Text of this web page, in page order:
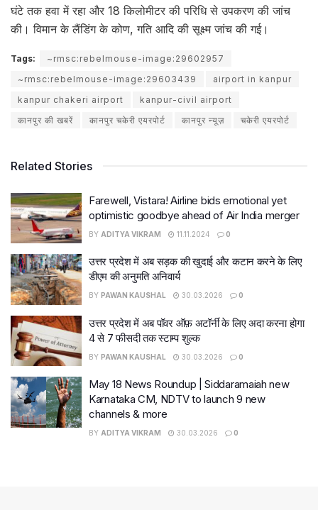
घंटे तक हवा में रहा और 18 किलोमीटर की परिधि से उपकरण की जांच
की। विमान के लैंडिंग के कोण, गति आदि की सूक्ष्म जांच की गई।
Tags:
~rmsc:rebelmouse-image:29602957
~rmsc:rebelmouse-image:29603439
airport in kanpur
kanpur chakeri airport
kanpur-civil airport
कानपुर की खबरें
कानपुर चकेरी एयरपोर्ट कानपुर न्यूज़ चकेरी एयरपोर्ट
Related Stories
Farewell, Vistara! Airline bids emotional yet
optimistic goodbye ahead of Air India merger
BY ADITYA VIKRAM 11.11.2024 0
उत्तर प्रदेश में अब सड़क की खुदाई और कटान करने के लिए
डीएम की अनुमति अनिवार्य
BY PAWAN KAUSHAL 30.03.2026 0
उत्तर प्रदेश में अब पॉवर ऑफ़ अटॉर्नी के लिए अदा करना होगा
4 से 7 फीसदी तक स्टाम्प शुल्क
BY PAWAN KAUSHAL 30.03.2026 0
May 18 News Roundup | Siddaramaiah new
Karnataka CM, NDTV to launch 9 new
channels & more
BY ADITYA VIKRAM 30.03.2026 0